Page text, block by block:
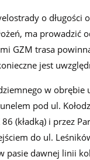
o długości
ma prowadzić
GZM trasa
jest
w obrębie
pod ul.
(kładką) i przez
do ul.
pasie dawnej linii